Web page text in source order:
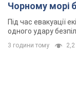
Чорному морі
Під час евакуації
одного удару
3 години тому 2,2